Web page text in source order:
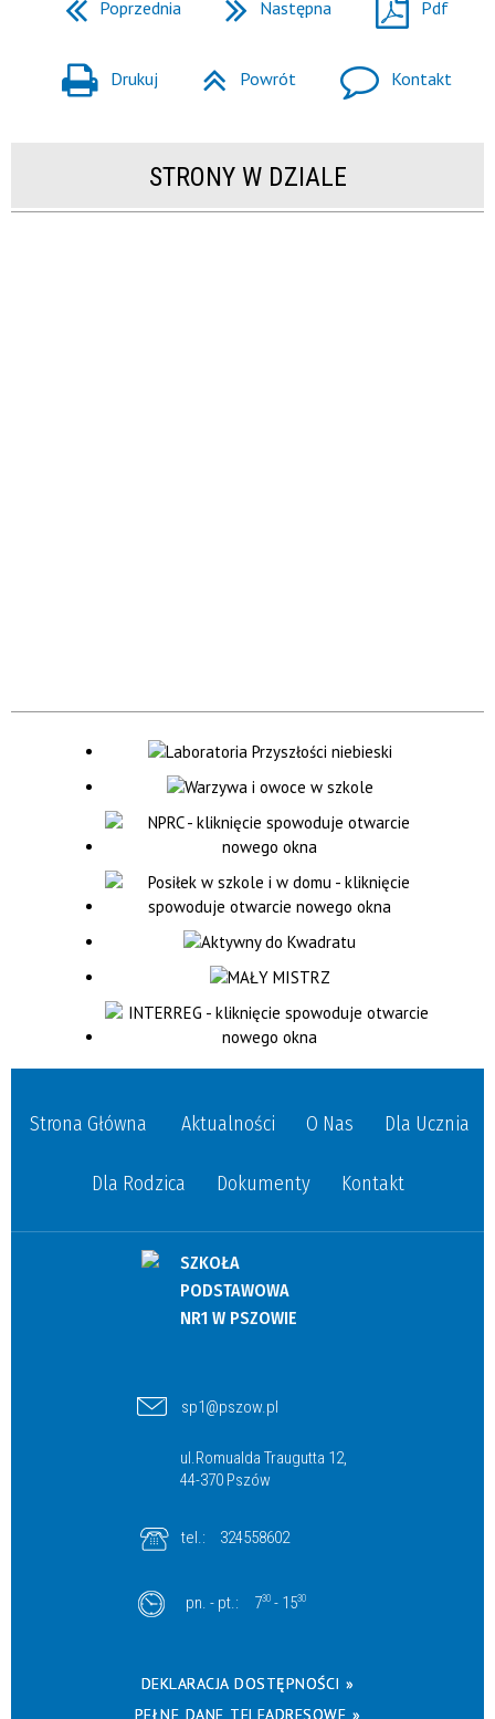
Poprzednia Następna Pdf
Drukuj Powrót Kontakt
STRONY W DZIALE
Strona Główna Aktualności O Nas Dla Ucznia
Dla Rodzica Dokumenty Kontakt
SZKOŁA
PODSTAWOWA
NR1 W PSZOWIE
sp1@pszow.pl
ul.Romualda Traugutta 12,
44-370 Pszów
tel.: 324558602
pn. - pt.: 730 - 1530
DEKLARACJA DOSTĘPNOŚCI »
PEŁNE DANE TELEADRESOWE »